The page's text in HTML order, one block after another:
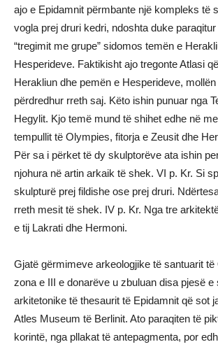
ajo e Epidamnit përmbante një kompleks të
vogla prej druri kedri, ndoshta duke
“tregimit me grupe” sidomos temën e
Hesperideve. Faktikisht ajo tregonte Atlasi
Herakliun dhe pemën e Hesperideve,
përdredhur rreth saj. Këto ishin punuar nga
Hegylit. Kjo temë mund të shihet edhe në
tempullit të Olympies, fitorja e Zeusit dhe
Për sa i përket të dy skulptorëve ata ishin
njohura në artin arkaik të shek. VI p. Kr. Si
skulpturë prej fildishe ose prej druri.
rreth mesit të shek. IV p. Kr. Nga tre
e tij Lakrati dhe Hermoni.
Gjatë gërmimeve arkeologjike të santuarit
zona e III e donarëve u zbuluan disa pjesë e
arkitetonike të thesaurit të Epidamnit që sot
Atles Museum të Berlinit. Ato paraqiten të
korintë, nga pllakat të antepagmenta, por